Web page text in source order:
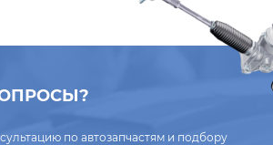
по автозапчастям и подбору